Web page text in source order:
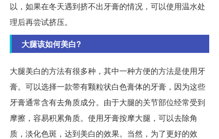
以，如果在冬天遇到挤不出牙膏的情况，可以使用温水处
理后再尝试挤压。
大腿该如何美白?
大腿美白的方法有很多种，其中一种方便的方法是使用牙
膏。可以选择一款带有颗粒状白色膏体的牙膏，因为这些
牙膏通常含有去角质成分。由于大腿的关节部位经常受到
摩擦，容易积累角质。使用牙膏按摩大腿，可以去除角
质，淡化色斑，达到美白的效果。当然，为了更好的效